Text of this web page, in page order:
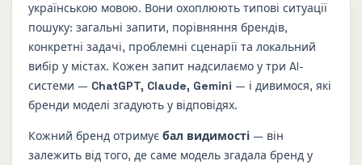
українською мовою. Вони охоплюють типові ситуації
пошуку: загальні запити, порівняння брендів,
конкретні задачі, проблемні сценарії та локальний
вибір у містах. Кожен запит надсилаємо у три AI-
системи — ChatGPT, Claude, Gemini — і дивимося, які
бренди моделі згадують у відповідях.
Кожний бренд отримує бал видимості — він
залежить від того, де саме модель згадала бренд у